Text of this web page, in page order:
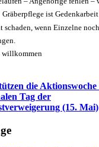
ist
schaden, wenn Einzelne
willkommen
die Aktionswoche
Tag der
(15. Mai)